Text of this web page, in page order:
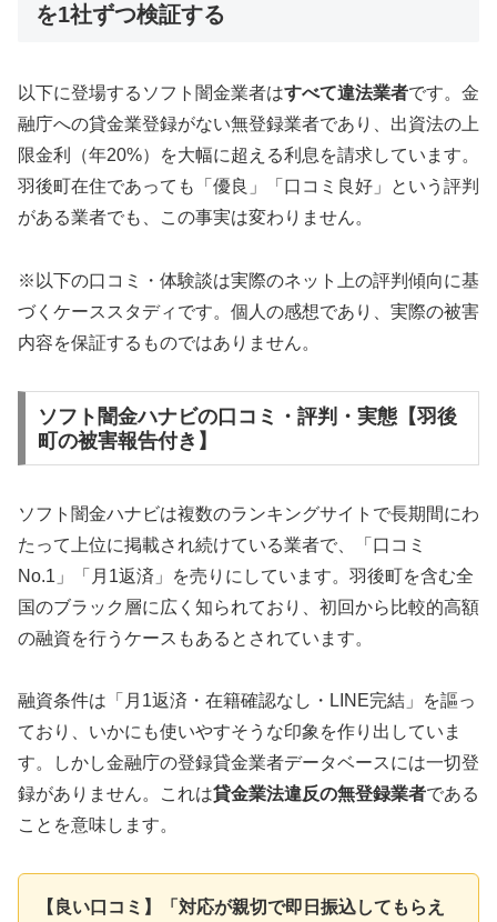
を1社ずつ検証する
以下に登場するソフト闇金業者はすべて違法業者です。金
融庁への貸金業登録がない無登録業者であり、出資法の上
限金利（年20%）を大幅に超える利息を請求しています。
羽後町在住であっても「優良」「口コミ良好」という評判
がある業者でも、この事実は変わりません。
※以下の口コミ・体験談は実際のネット上の評判傾向に基
づくケーススタディです。個人の感想であり、実際の被害
内容を保証するものではありません。
ソフト闇金ハナビの口コミ・評判・実態【羽後
町の被害報告付き】
ソフト闇金ハナビは複数のランキングサイトで長期間にわ
たって上位に掲載され続けている業者で、「口コミ
No.1」「月1返済」を売りにしています。羽後町を含む全
国のブラック層に広く知られており、初回から比較的高額
の融資を行うケースもあるとされています。
融資条件は「月1返済・在籍確認なし・LINE完結」を謳っ
ており、いかにも使いやすそうな印象を作り出していま
す。しかし金融庁の登録貸金業者データベースには一切登
録がありません。これは貸金業法違反の無登録業者である
ことを意味します。
【良い口コミ】「対応が親切で即日振込してもらえ